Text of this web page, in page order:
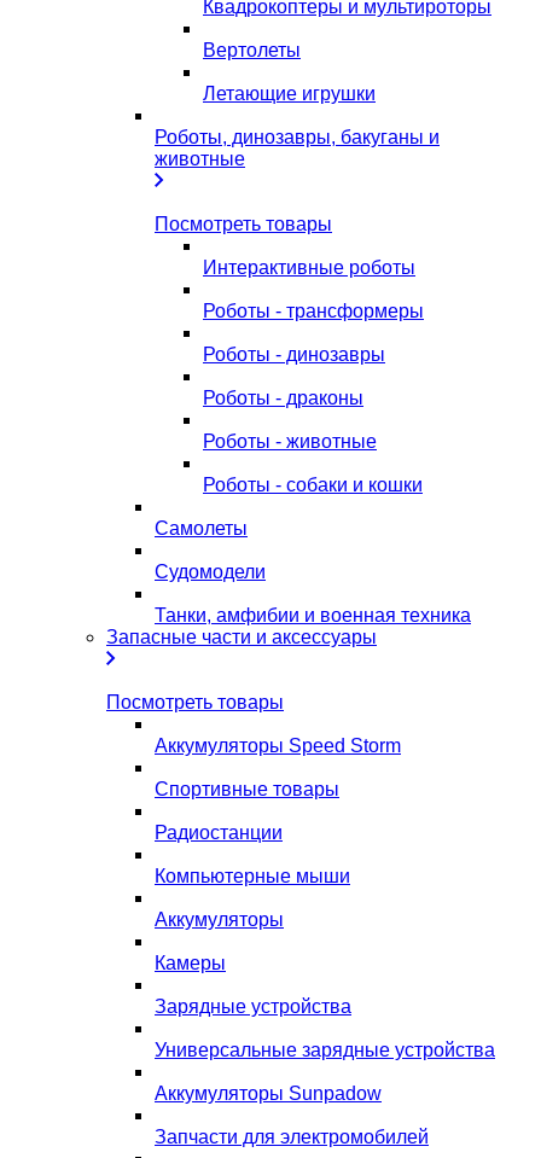
Квадрокоптеры и мультироторы
Вертолеты
Летающие игрушки
Роботы, динозавры, бакуганы и
животные
Посмотреть товары
Интерактивные роботы
Роботы - трансформеры
Роботы - динозавры
Роботы - драконы
Роботы - животные
Роботы - собаки и кошки
Самолеты
Судомодели
Танки, амфибии и военная техника
Запасные части и аксессуары
Посмотреть товары
Аккумуляторы Speed Storm
Спортивные товары
Радиостанции
Компьютерные мыши
Аккумуляторы
Камеры
Зарядные устройства
Универсальные зарядные устройства
Аккумуляторы Sunpadow
Запчасти для электромобилей